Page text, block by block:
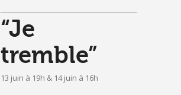
“Je
tremble”
13 juin à 19h & 14 juin à 16h